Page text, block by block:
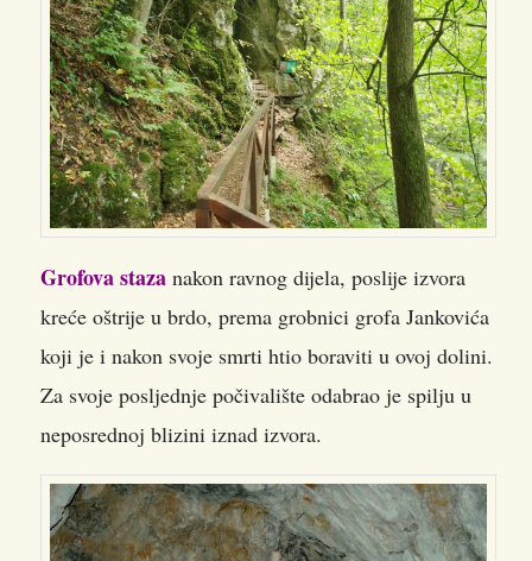
Grofova staza nakon ravnog dijela, poslije izvora
kreće oštrije u brdo, prema grobnici grofa Jankovića
koji je i nakon svoje smrti htio boraviti u ovoj dolini.
Za svoje posljednje počivalište odabrao je spilju u
neposrednoj blizini iznad izvora.